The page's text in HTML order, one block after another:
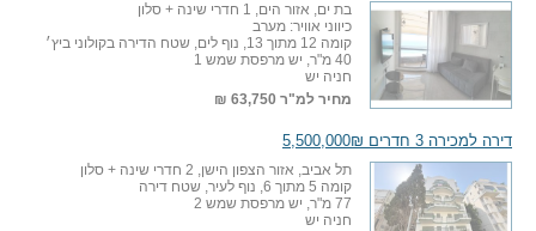
בת ים, אזור הים, 1 חדרי שינה + סלון
כיווני אוויר: מערב
קומה 12 מתוך 13, נוף לים, שטח הדירה בקולוני ביץ׳
40 מ"ר, יש מרפסת שמש 1
חניה יש
מחיר למ"ר 63,750 ₪
דירה למכירה 3 חדרים 5,500,000₪
תל אביב, אזור הצפון הישן, 2 חדרי שינה + סלון
קומה 5 מתוך 6, נוף לעיר, שטח דירה
77 מ"ר, יש מרפסת שמש 2
חניה יש